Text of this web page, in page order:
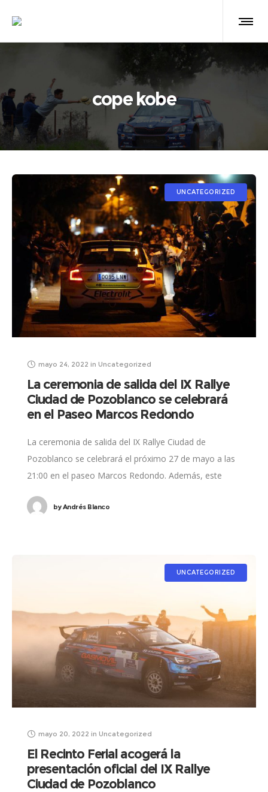
cope kobe
UNCATEGORIZED
mayo 24, 2022 in Uncategorized
La ceremonia de salida del IX Rallye
Ciudad de Pozoblanco se celebrará
en el Paseo Marcos Redondo
La ceremonia de salida del IX Rallye Ciudad de
Pozoblanco se celebrará el próximo 27 de mayo a las
21:00 en el paseo Marcos Redondo. Además, este
byAndrés Blanco
UNCATEGORIZED
mayo 20, 2022 in Uncategorized
El Recinto Ferial acogerá la
presentación oficial del IX Rallye
Ciudad de Pozoblanco